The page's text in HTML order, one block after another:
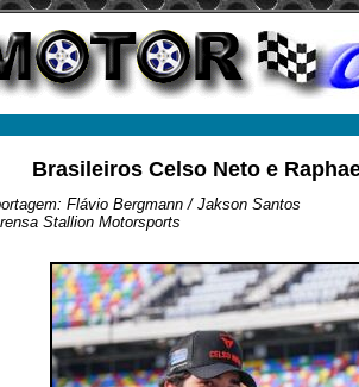
Brasileiros Celso Neto e
Flávio Bergmann / Jakson Santos
Stallion Motorsports